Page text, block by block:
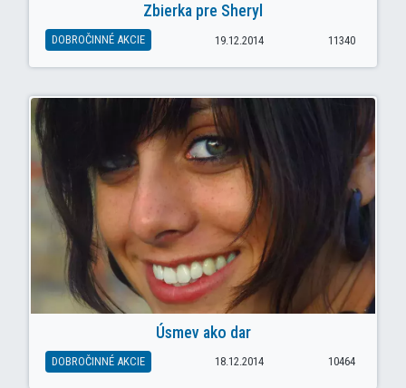
Zbierka pre Sheryl
DOBROČINNÉ AKCIE 19.12.2014 11340
Úsmev ako dar
DOBROČINNÉ AKCIE 18.12.2014 10464